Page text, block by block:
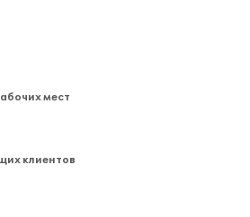
мест
клиентов